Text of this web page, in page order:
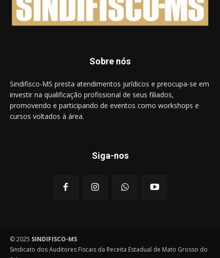
Sobre nós
Sindifisco-MS presta atendimentos jurídicos e preocupa-se em
investir na qualificação profissional de seus filiados,
promovendo e participando de eventos como workshops e
cursos voltados à área.
Siga-nos
© 2025 SINDIFISCO-MS
Sindicato dos Auditores Fiscais da Receita Estadual de Mato Grosso do